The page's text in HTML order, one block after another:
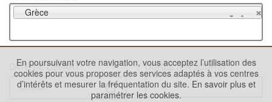
Grèce
DATE DE DÉPART DURÉE (EN JOURS)
En poursuivant votre navigation, vous acceptez l’utilisation des
cookies pour vous proposer des services adaptés à vos centres
d’intérêts et mesurer la fréquentation du site. En savoir plus et
paramétrer les cookies.